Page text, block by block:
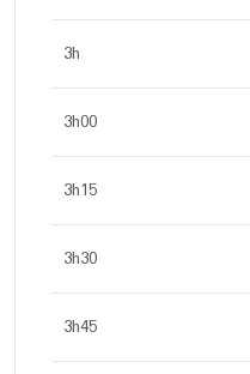
3h
3h00
3h15
3h30
3h45